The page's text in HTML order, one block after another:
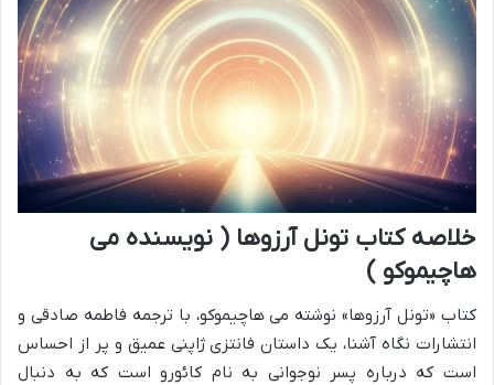
خلاصه کتاب تونل آرزوها ( نویسنده می
هاچیموکو )
کتاب «تونل آرزوها» نوشته می هاچیموکو، با ترجمه فاطمه صادقی و
انتشارات نگاه آشنا، یک داستان فانتزی ژاپنی عمیق و پر از احساس
است که درباره پسر نوجوانی به نام کائورو است که به دنبال